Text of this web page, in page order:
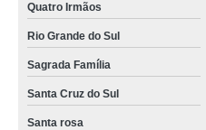
Quatro Irmãos
Rio Grande do Sul
Sagrada Família
Santa Cruz do Sul
Santa rosa